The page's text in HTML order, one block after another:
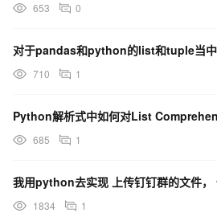
653 0
710 1
Python解析式中如何对List
685 1
1834 1